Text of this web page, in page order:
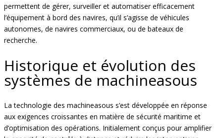
permettent de gérer, surveiller et automatiser efficacement
l’équipement à bord des navires, qu’il s’agisse de véhicules
autonomes, de navires commerciaux, ou de bateaux de
recherche.
Historique et évolution des
systèmes de machineasous
La technologie des machineasous s’est développée en réponse
aux exigences croissantes en matière de sécurité maritime et
d’optimisation des opérations. Initialement conçus pour amplifier